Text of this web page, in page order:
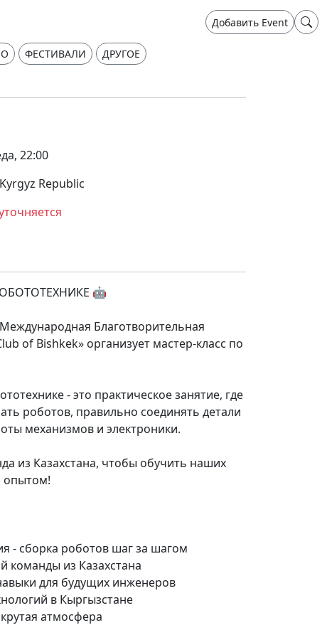
Добавить Event
ФЕСТИВАЛИ ДРУГОЕ
22:00
Republic
🤖
Благотворительная
of Bishkek» организует мастер-класс по
- это практическое занятие, где
роботов, правильно соединять детали
механизмов и электроники.
из Казахстана, чтобы обучить наших
опытом!
- сборка роботов шаг за шагом
из Казахстана
для будущих инженеров
в Кыргызстане
атмосфера